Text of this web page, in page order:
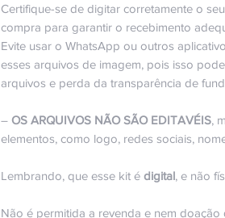
Certifique-se de digitar corretamente o
compra para garantir o recebimento
Evite usar o WhatsApp ou outros
esses arquivos de imagem, pois isso
arquivos e perda da transparência de
– OS ARQUIVOS NÃO SÃO EDITAVÉIS,
elementos, como logo, redes sociais,
Lembrando, que esse kit é digital, e não
Não é permitida a revenda e nem doação